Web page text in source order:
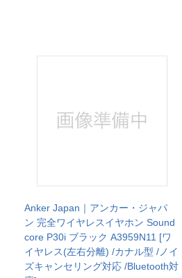
Anker Japan｜アンカー・ジャパ
ン 完全ワイヤレスイヤホン Sound
core P30i ブラック A3959N11 [ワ
イヤレス(左右分離) /カナル型 /ノイ
ズキャンセリング対応 /Bluetooth対